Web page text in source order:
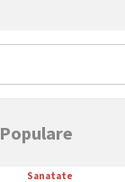
Populare
Sanatate